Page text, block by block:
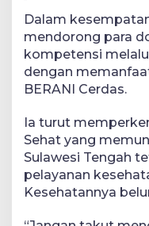
Dalam
mendorong para
kompetensi
dengan
BERANI Cerdas.
Ia turut
Sehat yang
Sulawesi Tengah
pelayanan
Kesehatannya